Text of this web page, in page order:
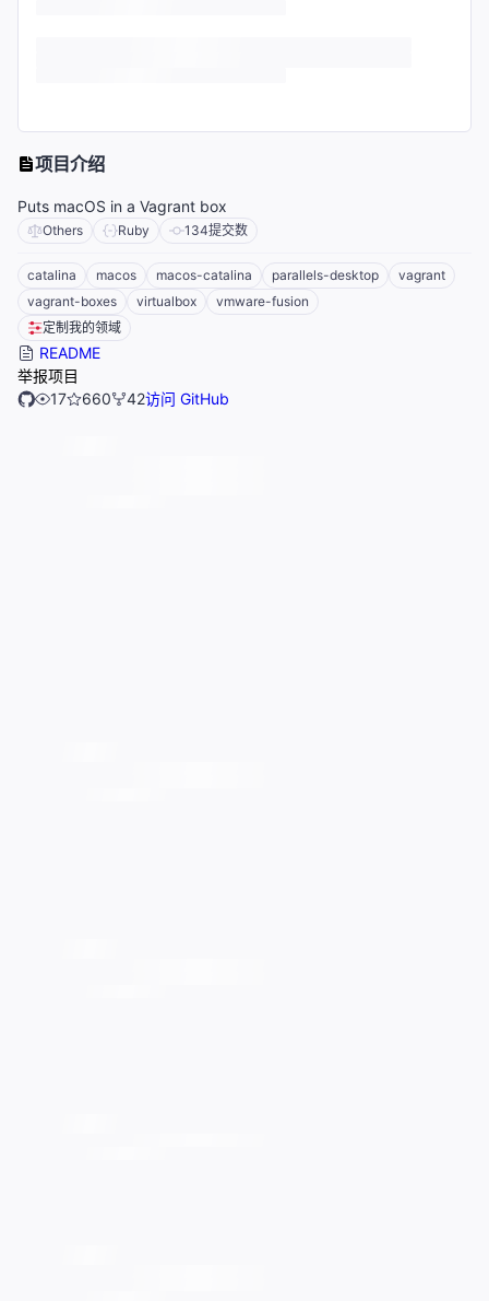
项目介绍
Puts macOS in a Vagrant box
Others Ruby 134提交数
catalina macos macos-catalina parallels-desktop
vagrant
vagrant-boxes
virtualbox
vmware-fusion
定制我的领域
README
举报项目
17
660 42访问 GitHub